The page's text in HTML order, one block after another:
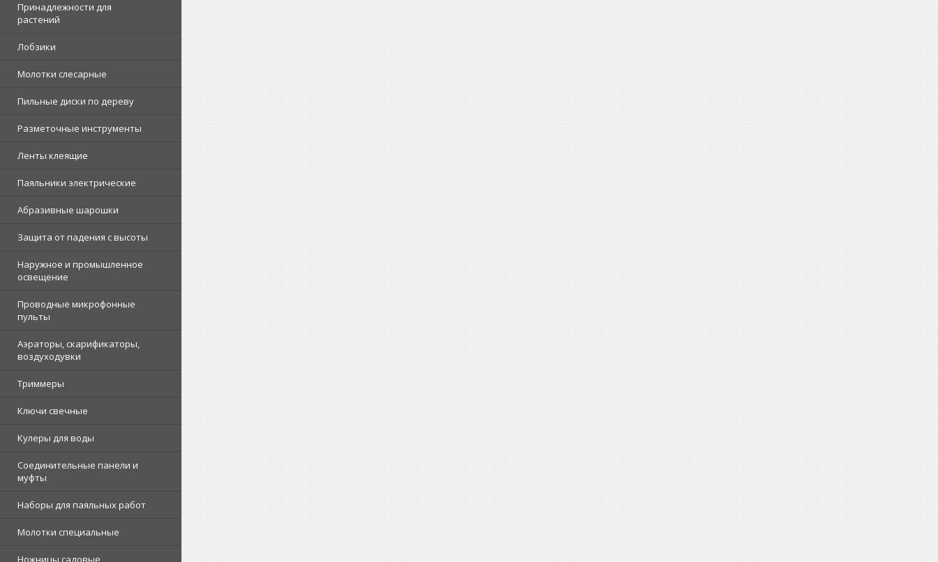
Принадлежности для
растений
Лобзики
Молотки слесарные
Пильные диски по дереву
Разметочные инструменты
Ленты клеящие
Паяльники электрические
Абразивные шарошки
Защита от падения с высоты
Наружное и промышленное
освещение
Проводные микрофонные
пульты
Аэраторы, скарификаторы,
воздуходувки
Триммеры
Ключи свечные
Кулеры для воды
Соединительные панели и
муфты
Наборы для паяльных работ
Молотки специальные
Ножницы садовые